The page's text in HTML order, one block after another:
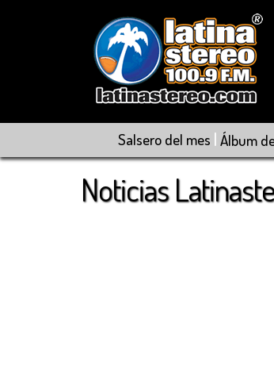
Salsero del mes | Álbum
Noticias